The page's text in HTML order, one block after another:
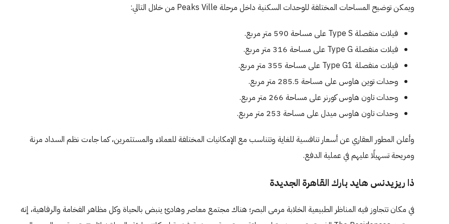
ويمكن توضيح المساحات المختلفة للوحدات السكنية داخل مرحلة Peaks Ville من خلال التالي:
فيلات منفصلة Type S على مساحة 590 متر مربع.
فيلات منفصلة Type G على مساحة 316 متر مربع.
فيلات منفصلة Type G1 على مساحة 355 متر مربع.
وحدات توين هاوس على مساحة 285.5 متر مربع.
وحدات تاون هاوس كورنر على مساحة 266 متر مربع.
وحدات تاون هاوس ميدل على مساحة 253 متر مربع.
وأعلن المطور العقاري عن أسعار تنافسية للغاية وتتناسب مع الإمكانيات المختلفة للعملاء والمستثمرين، كما جاءت نظم السداد مرنة
ومريحة تسهيلًا عليهم في عملية الدفع.
ذا ريزيدنس هايد بارك القاهرة الجديدة
في مكان تتجاوز فيه المناظر الطبيعية الخلابة مرمى البصر؛ هناك مجتمع معاصر وهادئ ينبض بالحياة وكل مظاهر الفخامة والرفاهية، إنه